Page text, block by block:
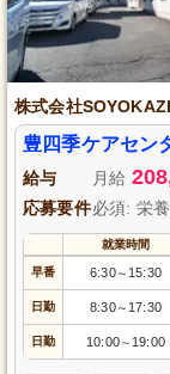
株式会社
豊四季ケアセン
給与 月給
応募要件必須: 栄
就業時間
早番 6:30～ 15:30
日勤 8:30～ 17:30
日勤 10:00～ 19:00